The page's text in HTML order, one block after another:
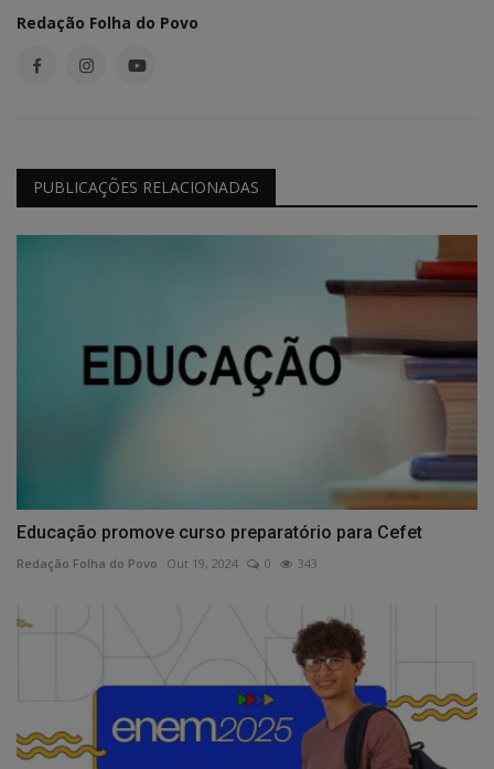
Redação Folha do Povo
PUBLICAÇÕES RELACIONADAS
Educação promove curso preparatório para Cefet
Redação Folha do Povo Out 19, 2024 0 343